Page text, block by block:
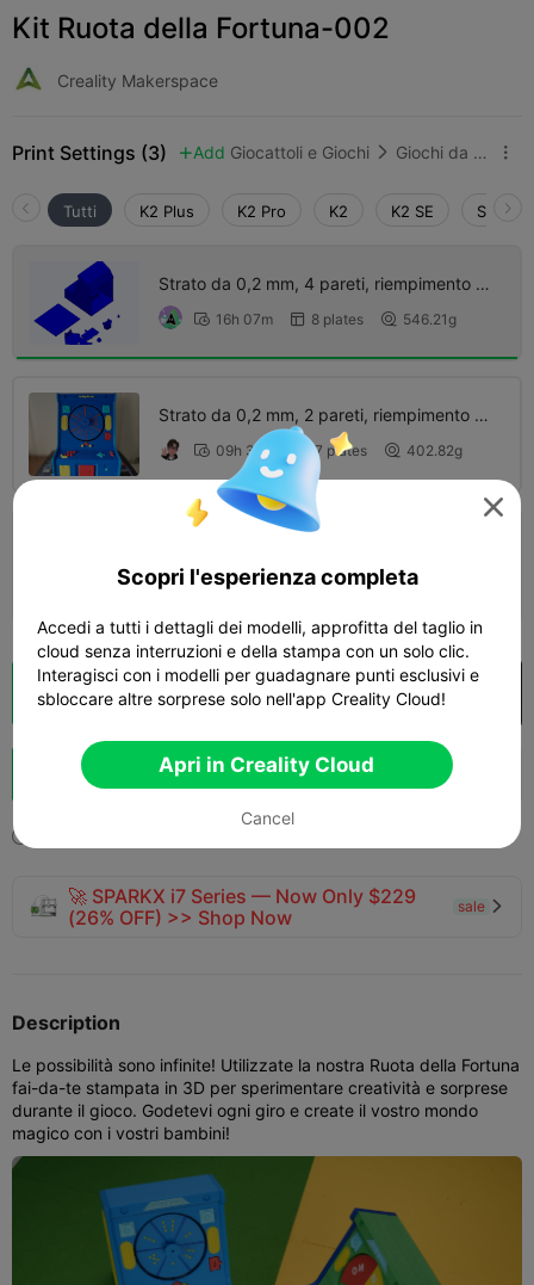
Kit Ruota della Fortuna-002
Creality Makerspace
Print Settings (3)  Add Giocattoli e Giochi  Giochi da tavolo e di carte 
Tutti K2 Plus K2 Pro K2 K2 SE
Strato da 0,2 mm, 4 pareti, riempimento al
30%
 16h 07m  8 plates  546.21g
Strato da 0,2 mm, 2 pareti, riempimento al
15%
 09h 33m  7 plates  402.82g
15%
 1d 01h  7 plates  593.03g
Cloud Slice Apri in Creality Cloud
Potenziazi
143 125 

🚀 SPARKX i7 Series — Now Only $229
(26% OFF) >> Shop Now
sale 
Description
Le possibilità sono infinite! Utilizzate la nostra Ruota della Fortuna
fai-da-te stampata in 3D per sperimentare creatività e sorprese
durante il gioco. Godetevi ogni giro e create il vostro mondo
magico con i vostri bambini!

Scopri l'esperienza completa
Accedi a tutti i dettagli dei modelli, approfitta del taglio in
cloud senza interruzioni e della stampa con un solo clic.
Interagisci con i modelli per guadagnare punti esclusivi e
sbloccare altre sorprese solo nell'app Creality Cloud!
Apri in Creality Cloud
Cancel